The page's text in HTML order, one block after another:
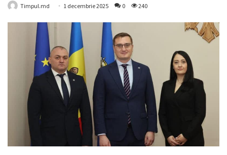
Timpul.md 1 decembrie 2025 0 240